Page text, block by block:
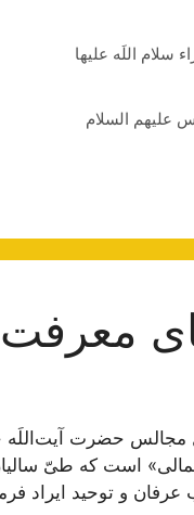
اللَه علیها
علیهم السلام
معرفت
مجالس حضرت
است که طیّ
و توحید ایراد